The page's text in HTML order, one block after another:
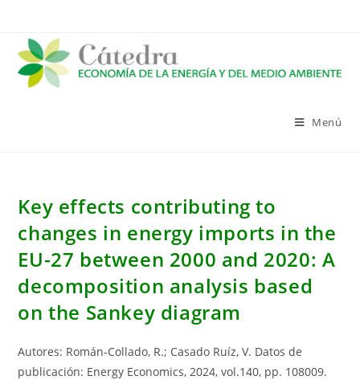
contenido
Menú
Key effects contributing to
changes in energy imports in the
EU-27 between 2000 and 2020: A
decomposition analysis based
on the Sankey diagram
Autores: Román-Collado, R.; Casado Ruíz, V. Datos de
publicación: Energy Economics, 2024, vol.140, pp. 108009.